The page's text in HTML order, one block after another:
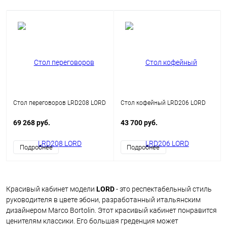
Стол переговоров LRD208 LORD
69 268 руб.
Подробнее
Стол кофейный LRD206 LORD
43 700 руб.
Подробнее
Красивый кабинет модели LORD- это респектабельный стиль
руководителя в цвете эбони, разработанный итальянским
дизайнером Marco Bortolin. Этот красивый кабинет понравится
ценителям классики. Его большая греденция может